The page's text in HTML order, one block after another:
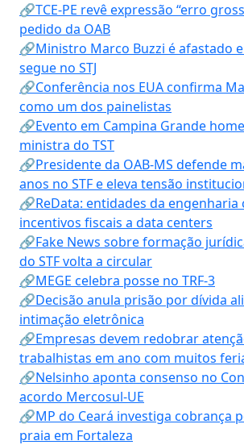
🔗TCE-PE revê expressão “erro
pedido da OAB
🔗Ministro Marco Buzzi é afastado
segue no STJ
🔗Conferência nos EUA confirma
como um dos painelistas
🔗Evento em Campina Grande
ministra do TST
🔗Presidente da OAB-MS defende
anos no STF e eleva tensão
🔗ReData: entidades da engenharia
incentivos fiscais a data centers
🔗Fake News sobre formação
do STF volta a circular
🔗MEGE celebra posse no TRF-3
🔗Decisão anula prisão por dívida
intimação eletrônica
🔗Empresas devem redobrar
trabalhistas em ano com muitos
🔗Nelsinho aponta consenso no
acordo Mercosul-UE
🔗MP do Ceará investiga cobrança
praia em Fortaleza